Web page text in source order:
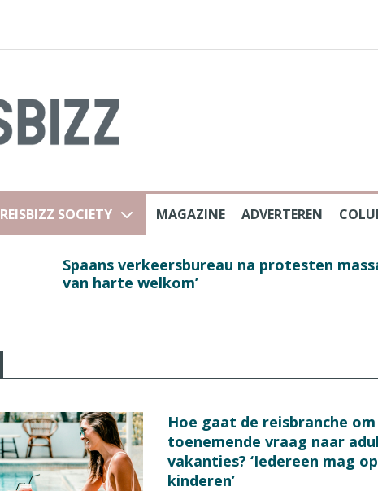
REISBIZZ SOCIETY MAGAZINE ADVERTEREN
Spaans verkeersbureau na protesten
van harte welkom’
Hoe gaat de reisbranche
toenemende vraag naar
vakanties? ‘Iedereen mag
kinderen’